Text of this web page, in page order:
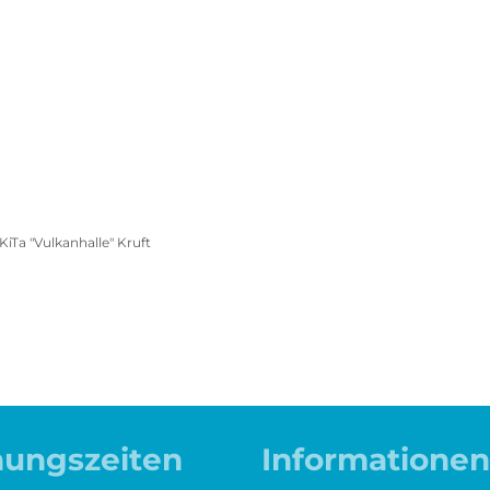
KiTa "Vulkanhalle" Kruft
Informationen